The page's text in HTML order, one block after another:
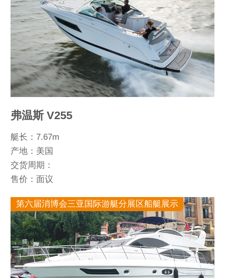
弗温斯 V255
艇长：7.67m
产地：美国
交货周期：
售价：面议
第六届消博会三亚国际游艇分展区船艇展示